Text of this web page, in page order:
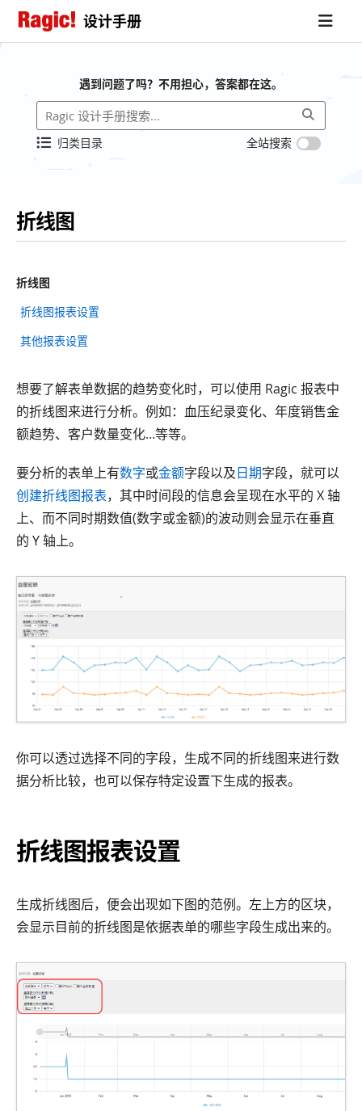
设计手册
遇到问题了吗？不用担心，答案都在这。
归类目录 全站搜索
折线图
折线图
折线图报表设置
其他报表设置
想要了解表单数据的趋势变化时，可以使用 Ragic 报表中
的折线图来进行分析。例如：血压纪录变化、年度销售金
额趋势、客户数量变化…等等。
要分析的表单上有数字或金额字段以及日期字段，就可以
创建折线图报表，其中时间段的信息会呈现在水平的 X 轴
上、而不同时期数值(数字或金额)的波动则会显示在垂直
的 Y 轴上。
你可以透过选择不同的字段，生成不同的折线图来进行数
据分析比较，也可以保存特定设置下生成的报表。
折线图报表设置
生成折线图后，便会出现如下图的范例。左上方的区块，
会显示目前的折线图是依据表单的哪些字段生成出来的。